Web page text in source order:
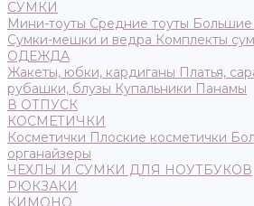
СУМКИ
Мини-тоуты Средние тоуты Большие
Сумки-мешки и ведра Комплекты
ОДЕЖДА
Жакеты, юбки, кардиганы Платья,
рубашки, блузы Купальники Панамы
В ОТПУСК
КОСМЕТИЧКИ
Косметички Плоские косметички
органайзеры
ЧЕХЛЫ И СУМКИ ДЛЯ НОУТБУКОВ
РЮКЗАКИ
КИМОНО